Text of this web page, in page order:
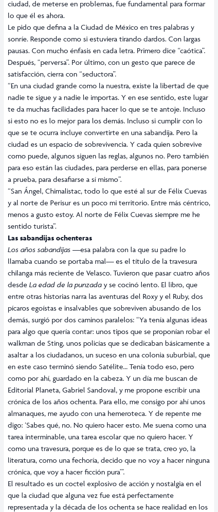
ciudad, de meterse en problemas, fue fundamental para formar
lo que él es ahora.
Le pido que defina a la Ciudad de México en tres palabras y
sonríe. Responde como si estuviera tirando dardos. Con largas
pausas. Con mucho énfasis en cada letra. Primero dice “caótica”.
Después, “perversa”. Por último, con un gesto que parece de
satisfacción, cierra con “seductora”.
“En una ciudad grande como la nuestra, existe la libertad de que
nadie te sigue y a nadie le importas. Y en ese sentido, este lugar
te da muchas facilidades para hacer lo que se te antoje. Incluso
si esto no es lo mejor para los demás. Incluso si cumplir con lo
que se te ocurra incluye convertirte en una sabandija. Pero la
ciudad es un espacio de sobrevivencia. Y cada quien sobrevive
como puede, algunos siguen las reglas, algunos no. Pero también
para eso están las ciudades, para perderse en ellas, para ponerse
a prueba, para desafiarse a sí mismo”.
“San Ángel, Chimalistac, todo lo que esté al sur de Félix Cuevas
y al norte de Perisur es un poco mi territorio. Entre más céntrico,
menos a gusto estoy. Al norte de Félix Cuevas siempre me he
sentido turista”.
Las sabandijas ochenteras
Los años sabandijas —esa palabra con la que su padre lo
llamaba cuando se portaba mal— es el título de la travesura
chilanga más reciente de Velasco. Tuvieron que pasar cuatro años
desde La edad de la punzada y se cocinó lento. El libro, que
entre otras historias narra las aventuras del Roxy y el Ruby, dos
pícaros egoístas e insalvables que sobreviven abusando de los
demás, surgió por dos caminos paralelos: “Ya tenía algunas ideas
para algo que quería contar: unos tipos que se proponían robar el
walkman de Sting, unos policías que se dedicaban básicamente a
asaltar a los ciudadanos, un suceso en una colonia suburbial, que
en este caso terminó siendo Satélite… Tenía todo eso, pero
como por ahí, guardado en la cabeza. Y un día me buscan de
Editorial Planeta, Gabriel Sandoval, y me propone escribir una
crónica de los años ochenta. Para ello, me consigo por ahí unos
almanaques, me ayudo con una hemeroteca. Y de repente me
digo: ‘Sabes qué, no. No quiero hacer esto. Me suena como una
tarea interminable, una tarea escolar que no quiero hacer. Y
como una travesura, porque es de lo que se trata, creo yo, la
literatura, como una fechoría, decido que no voy a hacer ninguna
crónica, que voy a hacer ficción pura’”.
El resultado es un coctel explosivo de acción y nostalgia en el
que la ciudad que alguna vez fue está perfectamente
representada y la década de los ochenta se hace realidad en los